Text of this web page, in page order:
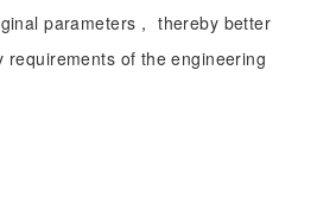
parameters， thereby better
requirements of the engineering